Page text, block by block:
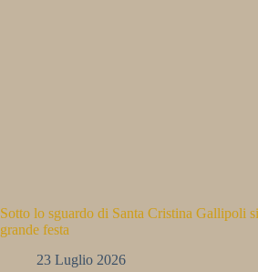
Sotto lo sguardo di Santa Cristina Gallipoli
grande festa
23 Luglio 2026